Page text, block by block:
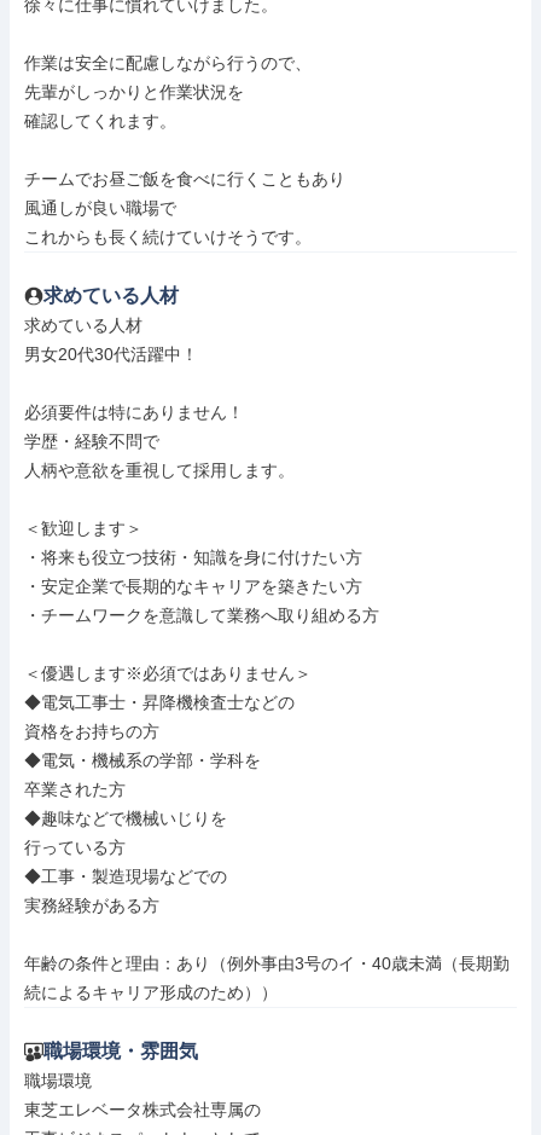
徐々に仕事に慣れていけました。
作業は安全に配慮しながら行うので、
先輩がしっかりと作業状況を
確認してくれます。
チームでお昼ご飯を食べに行くこともあり
風通しが良い職場で
これからも長く続けていけそうです。
求めている人材
求めている人材
男女20代30代活躍中！
必須要件は特にありません！
学歴・経験不問で
人柄や意欲を重視して採用します。
＜歓迎します＞
・将来も役立つ技術・知識を身に付けたい方
・安定企業で長期的なキャリアを築きたい方
・チームワークを意識して業務へ取り組める方
＜優遇します※必須ではありません＞
◆電気工事士・昇降機検査士などの
資格をお持ちの方
◆電気・機械系の学部・学科を
卒業された方
◆趣味などで機械いじりを
行っている方
◆工事・製造現場などでの
実務経験がある方
年齢の条件と理由：あり（例外事由3号のイ・40歳未満（長期勤
続によるキャリア形成のため））
職場環境・雰囲気
職場環境
東芝エレベータ株式会社専属の